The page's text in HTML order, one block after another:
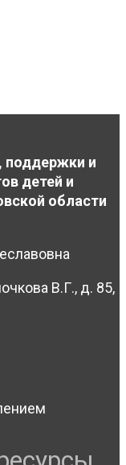
поддержки и
детей и
области
В.Г., д. 85,